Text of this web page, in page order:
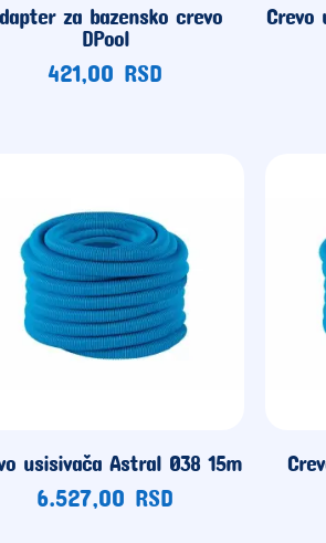
za bazensko crevo
DPool
421,00 RSD
Crevo
usisivača Astral Ø38 15m
6.527,00 RSD